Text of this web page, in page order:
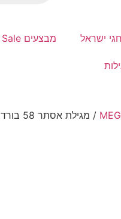
חגי ישראל מבצעים Sale
/ מגילת אסתר 58 בורדו